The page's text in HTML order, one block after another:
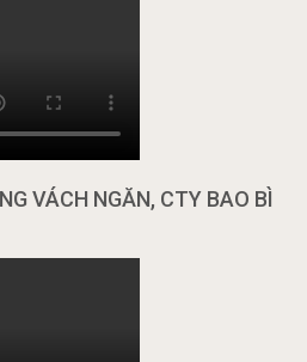
VÁCH NGĂN, CTY BAO BÌ